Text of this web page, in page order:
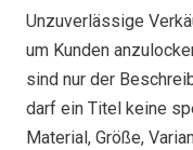
Unzuverlässige
um Kunden
sind nur der
darf ein Titel keine
Material, Größe,